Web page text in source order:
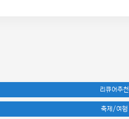
리큐어추천
축제/여행